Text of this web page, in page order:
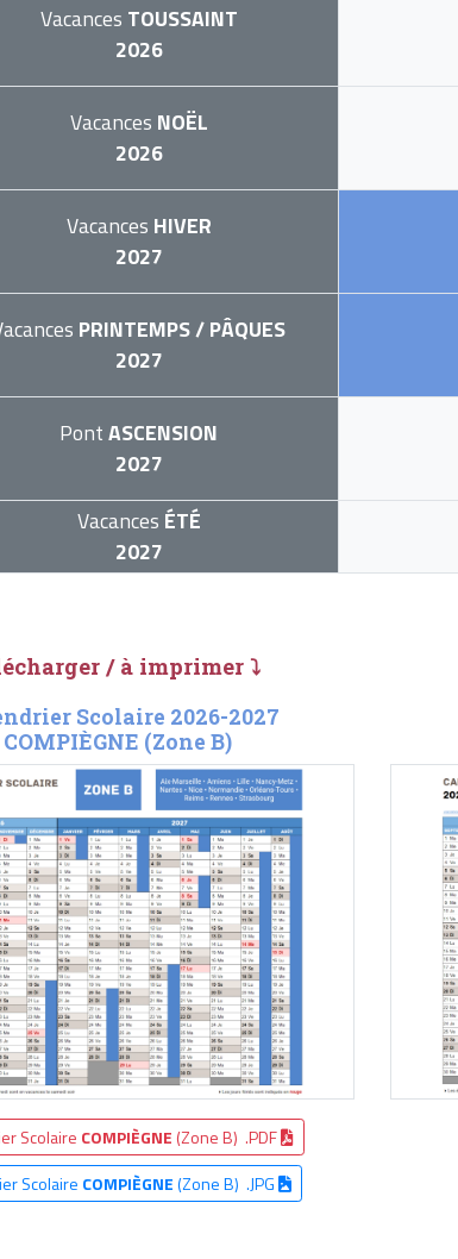
Vacances TOUSSAINT
2026
Vacances NOËL
2026
Vacances HIVER
2027
PRINTEMPS / PÂQUES
2027
PontASCENSION
2027
Vacances ÉTÉ
2027
/ à imprimer ⤵
Scolaire 2026-2027
COMPIÈGNE (Zone B)
Scolaire COMPIÈGNE (Zone B) .PDF
Scolaire COMPIÈGNE(Zone B) .JPG